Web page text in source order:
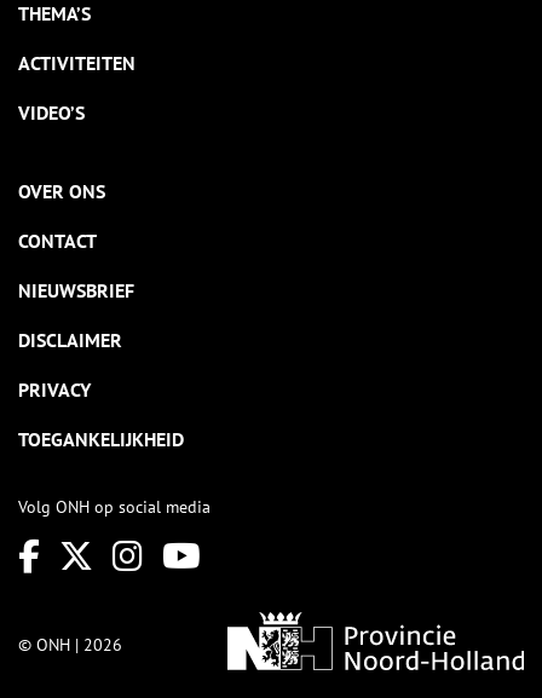
THEMA’S
ACTIVITEITEN
VIDEO’S
OVER ONS
CONTACT
NIEUWSBRIEF
DISCLAIMER
PRIVACY
TOEGANKELIJKHEID
Volg ONH op social media
© ONH | 2026